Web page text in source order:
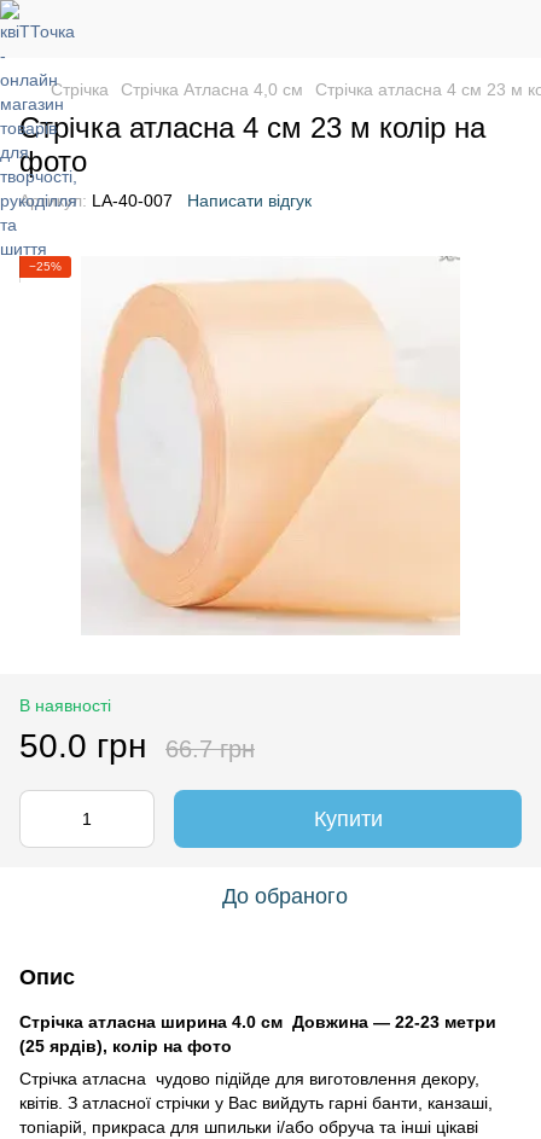
Стрічка Стрічка Атласна 4,0 см Стрічка атласна 4 см 23 м
Стрічка атласна 4 см 23 м колір на
фото
Артикул: LA-40-007 Написати відгук
−25%
В наявності
50.0 грн 66.7 грн
Купити
До обраного
Опис
Стрічка атласна ширина 4.0 см Довжина — 22-23 метри
(25 ярдів), колір на фото
Стрічка атласна чудово підійде для виготовлення декору,
квітів. З атласної стрічки у Вас вийдуть гарні банти, канзаші,
топіарій, прикраса для шпильки і/або обруча та інші цікаві